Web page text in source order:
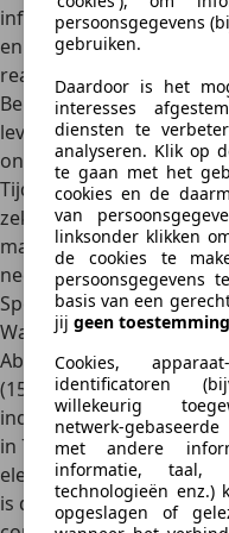
persoonsgegevens
gebruiken.
Daardoor is het
interesses
diensten te
analyseren. Klik op
te gaan met het
cookies en de
van
linksonder klikken
de cookies te
persoonsgegevens
basis van een
jij geen
Cookies,
identificatoren
willekeurig
netwerk-
met andere
informatie, taal,
technologieën enz.)
opgeslagen of
infotainmentscherm
en diverse
reageert vlot en de
Belangrijker voor de
levert een extern
onder de auto een
Tijdens het rijden voegt
zeker in de sportmodus.
maar het draagt wél bij
neerzetten.
Speelse elektrische kart
Waar de Fiat 500e draait
Abarth 500e voor
(155 pk) en 235 Nm ,
indrukwekkend
in 7,0 seconden
elektrische stadsauto in
is direct maar niet